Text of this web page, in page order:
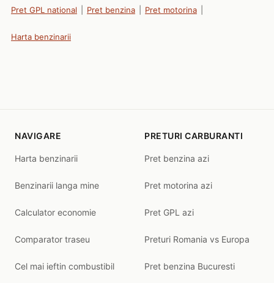
Pret GPL national Pret benzina Pret motorina
Harta benzinarii
NAVIGARE
Harta benzinarii
Benzinarii langa mine
Calculator economie
Comparator traseu
Cel mai ieftin combustibil
PRETURI CARBURANTI
Pret benzina azi
Pret motorina azi
Pret GPL azi
Preturi Romania vs Europa
Pret benzina Bucuresti